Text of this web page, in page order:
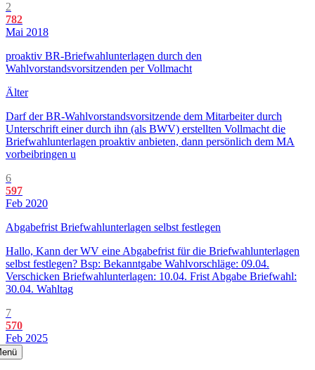
2
782
Mai 2018
proaktiv BR-Briefwahlunterlagen durch den
Wahlvorstandsvorsitzenden per Vollmacht
Älter
Darf der BR-Wahlvorstandsvorsitzende dem Mitarbeiter durch
Unterschrift einer durch ihn (als BWV) erstellten Vollmacht die
Briefwahlunterlagen proaktiv anbieten, dann persönlich dem MA
vorbeibringen u
6
597
Feb 2020
Abgabefrist Briefwahlunterlagen selbst festlegen
Hallo, Kann der WV eine Abgabefrist für die Briefwahlunterlagen
selbst festlegen? Bsp: Bekanntgabe Wahlvorschläge: 09.04.
Verschicken Briefwahlunterlagen: 10.04. Frist Abgabe Briefwahl:
30.04. Wahltag
7
570
Feb 2025